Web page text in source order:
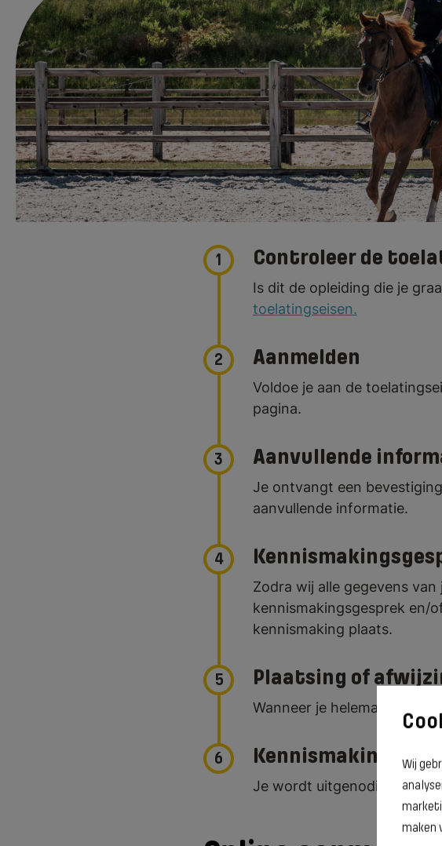
Wij
maken
Meld je hier aan voor de
en -houderij! Je start in
om je aan te melden voor
1 Controleer de
Is dit de opleiding die je
toelatingseisen.
2 Aanmelden
Voldoe je aan de
pagina.
3 Aanvullende
Je ontvangt een
aanvullende informatie.
4
Zodra wij alle gegevens
kennismakingsgesprek en/
kennismaking plaats.
5 Plaatsing of
Wanneer je helemaal
6
Je wordt uitgenodigd voor